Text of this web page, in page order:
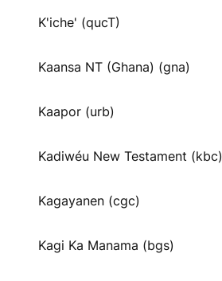
K'iche' (qucT)
Kaansa NT (Ghana) (gna)
Kaapor (urb)
Kadiwéu New Testament (kbc)
Kagayanen (cgc)
Kagi Ka Manama (bgs)